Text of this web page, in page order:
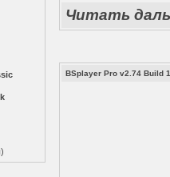
Читать
BSplayer Pro v2.74 Build